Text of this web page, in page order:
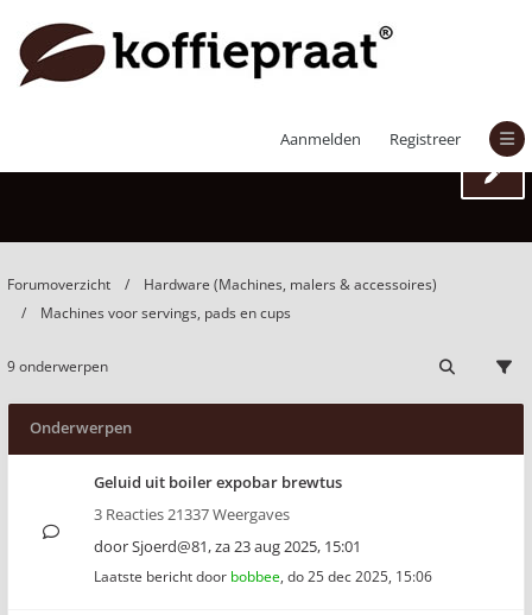
Aanmelden Registreer
Machines voor servings, pads en cups
Forumoverzicht
Hardware (Machines, malers & accessoires)
Machines voor servings, pads en cups
9 onderwerpen
Onderwerpen
Geluid uit boiler expobar brewtus
3 Reacties 21337 Weergaves
doorSjoerd@81,za 23 aug 2025, 15:01
Laatste bericht door bobbee, do 25 dec 2025, 15:06